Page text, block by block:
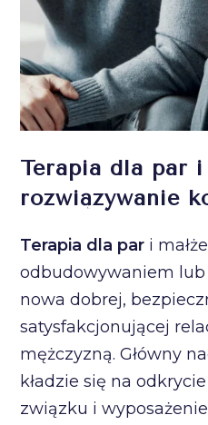
Terapia dla par i
rozwiązywanie
Terapia dla par i
odbudowywaniem
nowa dobrej,
satysfakcjonującej
mężczyzną. Główny
kładzie się na
związku i